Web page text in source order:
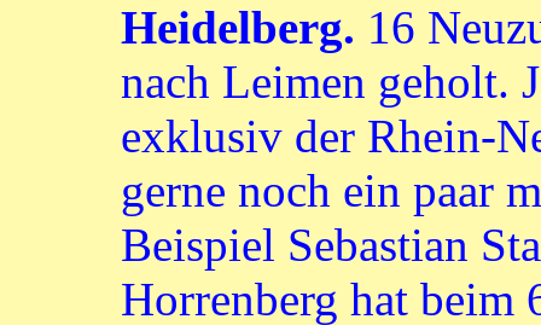
Heidelberg. 16
nach Leimen geholt.
exklusiv der Rhein-
gerne noch ein paar
Beispiel Sebastian
Horrenberg hat beim